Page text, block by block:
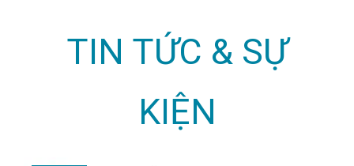
TIN TỨC & SỰ
KIỆN